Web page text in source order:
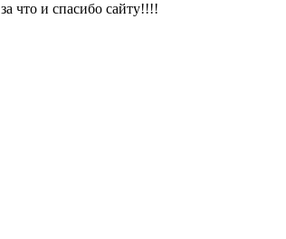
что и спасибо сайту!!!!